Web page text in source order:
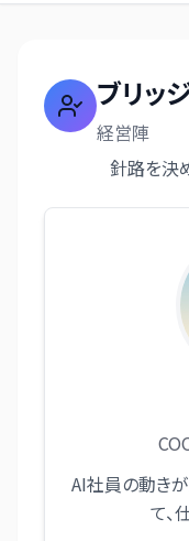
ブリッ
経営陣
針路を決
AI社員の動き
て、